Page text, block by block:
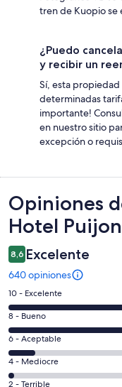
tren de Kuopio se
¿Puedo
y recibir un
Sí, esta
determinadas
importante!
en nuestro sitio
excepción o
Opiniones
Opiniones
Hotel
8,6 Excelente
640 opiniones
Evaluación:
10
-
Excelente.
260
de
640
10 - Excelente
Evaluación:
8
-
Bueno.
303
8 - Bueno
Evaluación:
6
-
6 - Aceptable
Evaluación:
4
4 - Mediocre
2 - Terrible